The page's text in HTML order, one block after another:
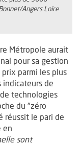
Angers Loire
Métropole aurait
pour sa gestion
prix parmi les plus
indicateurs de
technologies
du "zéro
réussit le pari de
en
sont